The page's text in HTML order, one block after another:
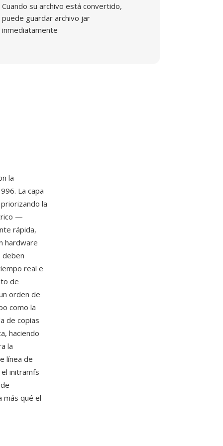
Cuando su archivo está convertido,
puede guardar archivo jar
inmediatamente
la
La capa
la
—
rápida,
hardware
deben
real e
de
orden de
como la
de copias
haciendo
la
línea de
initramfs
más qué el